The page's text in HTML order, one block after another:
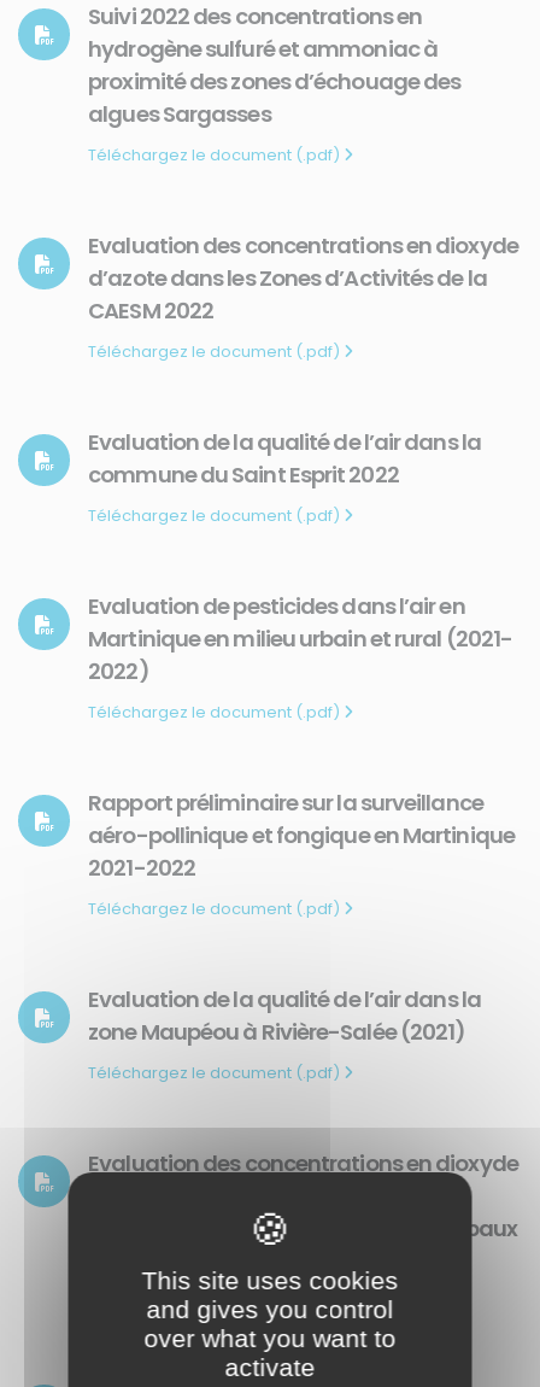
Suivi 2022 des concentrations en
hydrogène sulfuré et ammoniac à
proximité des zones d’échouage des
algues Sargasses
Téléchargez le document (.pdf)
Evaluation des concentrations en dioxyde
d’azote dans les Zones d’Activités de la
CAESM 2022
Téléchargez le document (.pdf)
Evaluation de la qualité de l’air dans la
commune du Saint Esprit 2022
Téléchargez le document (.pdf)
Evaluation de pesticides dans l’air en
Martinique en milieu urbain et rural (2021-
2022)
Téléchargez le document (.pdf)
Rapport préliminaire sur la surveillance
aéro-pollinique et fongique en Martinique
2021-2022
Téléchargez le document (.pdf)
Evaluation de la qualité de l’air dans la
zone Maupéou à Rivière-Salée (2021)
Téléchargez le document (.pdf)
Evaluation des concentrations en dioxyde
scolaires situés à proximité des principaux
Téléchargez le document (.pdf)
This site uses cookies
and gives you control
over what you want to
activate